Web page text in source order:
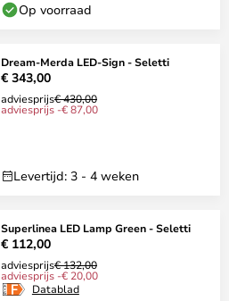
Op voorraad
Dream-Merda LED-Sign - Seletti
€ 343,00
adviesprijs€ 430,00
adviesprijs -€ 87,00
Levertijd: 3 - 4 weken
Superlinea LED Lamp Green - Seletti
€ 112,00
adviesprijs€ 132,00
adviesprijs -€ 20,00
Datablad